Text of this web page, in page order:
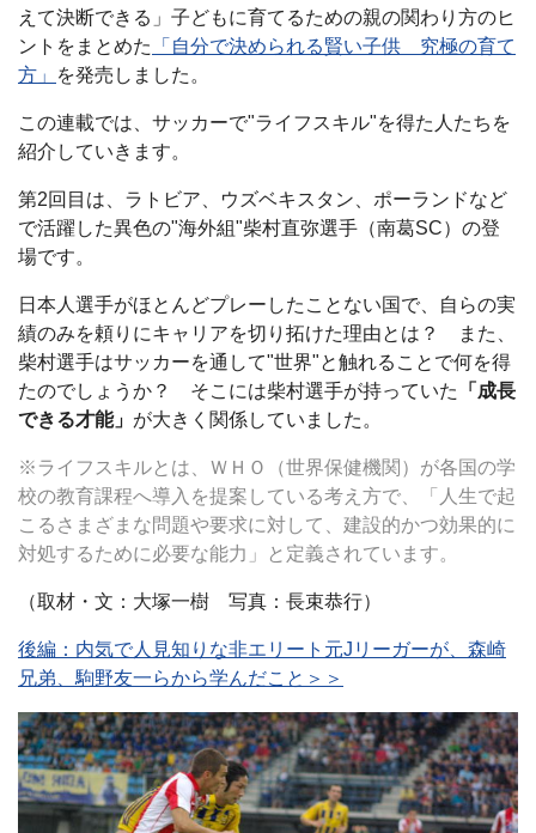
えて決断できる」子どもに育てるための親の関わり方のヒ
ントをまとめた
「自分で決められる賢い子供 究極の育て
方」
を発売しました。
この連載では、サッカーで"ライフスキル"を得た人たちを
紹介していきます。
第2回目は、ラトビア、ウズベキスタン、ポーランドなど
で活躍した異色の"海外組"柴村直弥選手（南葛SC）の登
場です。
日本人選手がほとんどプレーしたことない国で、自らの実
績のみを頼りにキャリアを切り拓けた理由とは？ また、
柴村選手はサッカーを通して"世界"と触れることで何を得
たのでしょうか？ そこには柴村選手が持っていた
「成長
できる才能」 が大きく関係していました。
※ライフスキルとは、ＷＨＯ（世界保健機関）が各国の学
校の教育課程へ導入を提案している考え方で、「人生で起
こるさまざまな問題や要求に対して、建設的かつ効果的に
対処するために必要な能力」と定義されています。
（取材・文：大塚一樹 写真：長束恭行）
後編：内気で人見知りな非エリート元Jリーガーが、森崎
兄弟、駒野友一らから学んだこと＞＞